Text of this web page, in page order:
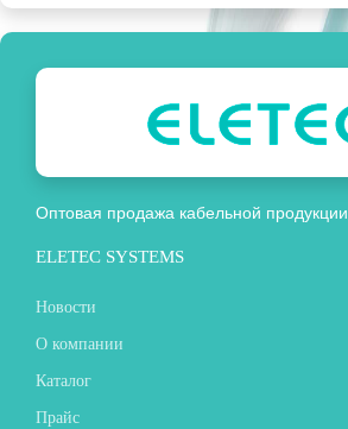
Оптовая продажа кабельной продукции
ELETEC SYSTEMS
Новости
О компании
Каталог
Прайс